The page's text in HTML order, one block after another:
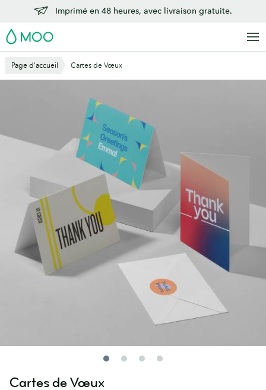
contenu
principal
Imprimé en 48 heures, avec livraison gratuite.
MOO
Page d'accueil Cartes de Vœux
Cartes de Vœux